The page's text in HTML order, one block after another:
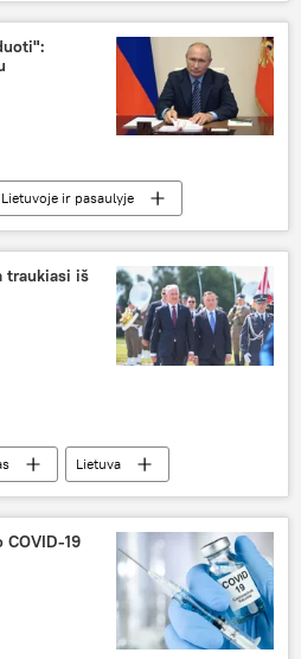
ir pasaulyje
Putinas
Rusija
traukiasi iš
Lietuva
19